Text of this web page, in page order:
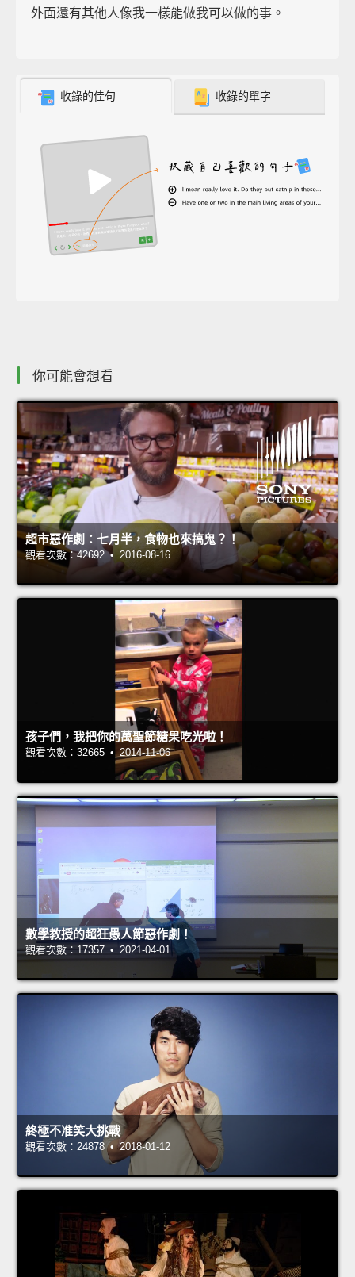
外面還有其他人像我一樣能做我可以做的事。
收錄的佳句 收錄的單字
你可能會想看
超市惡作劇：七月半，食物也來搞鬼？！
觀看次數：42692 • 2016-08-16
孩子們，我把你的萬聖節糖果吃光啦！
觀看次數：32665 • 2014-11-06
數學教授的超狂愚人節惡作劇！
觀看次數：17357 • 2021-04-01
終極不准笑大挑戰
觀看次數：24878 • 2018-01-12